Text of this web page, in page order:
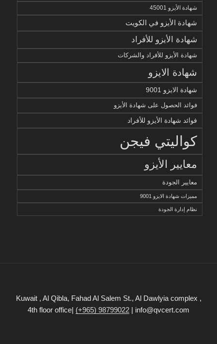
شهادة الأيزو 45001
شهادة الأيزو في الكويت
شهادة الأيزو للأفراد
شهادة الأيزو للأفراد والشركات
شهادة الايزو
شهادة الايزو 9001
فوائد الحصول على شهادة الأيزو
فوائد شهادة الأيزو للأفراد
كواليتي فيجن
معايير الأيزو
معايير الجودة
مميزات شهادة الايزو 9001
نظام إدارة الجودة
Kuwait , Al Qibla, Fahad Al Salem St., Al Dawlyia complex ,
4th floor office| (+965) 98799022 | info@qvcert.com